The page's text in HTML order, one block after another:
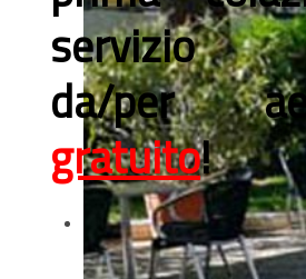
servizio
da/per
gratuito!